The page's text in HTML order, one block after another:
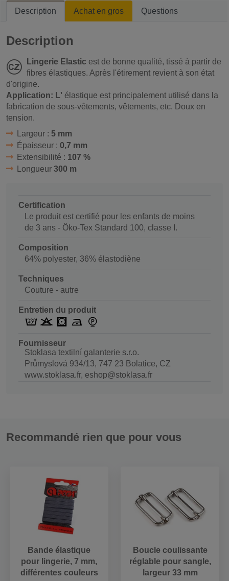
Description Achat en gros Questions
Description
Lingerie Elastic est de bonne qualité, tissé à partir de
fibres élastiques. Après l'étirement revient à son état
d'origine.
Application: L' élastique est principalement utilisé dans la
fabrication de sous-vêtements, vêtements, etc. Doux en
tension.
Largeur : 5 mm
Épaisseur : 0,7 mm
Extensibilité : 107 %
Longueur 300 m
Certification
Le produit est certifié pour les enfants de moins
de 3 ans - Öko-Tex Standard 100, classe I.
Composition
64% polyester, 36% élastodiène
Techniques
Couture - autre
Entretien du produit
Fournisseur
Stoklasa textilní galanterie s.r.o.
Průmyslová 934/13, 747 23 Bolatice, CZ
www.stoklasa.fr, eshop@stoklasa.fr
Recommandé rien que pour vous
Bande élastique
pour lingerie, 7 mm,
différentes couleurs
Boucle coulissante
réglable pour sangle,
largeur 33 mm